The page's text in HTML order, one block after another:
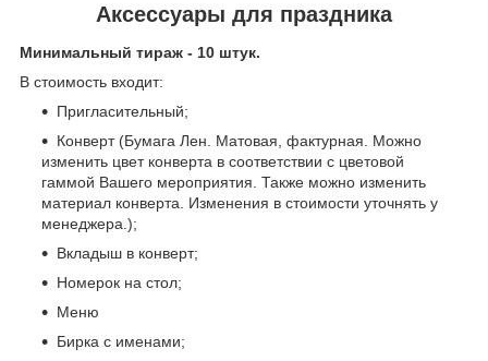
Аксессуары для праздника
Минимальный тираж - 10 штук.
В стоимость входит:
Пригласительный;
Конверт (Бумага Лен. Матовая, фактурная. Можно
изменить цвет конверта в соответствии с цветовой
гаммой Вашего мероприятия. Также можно изменить
материал конверта. Изменения в стоимости уточнять у
менеджера.);
Вкладыш в конверт;
Номерок на стол;
Меню
Бирка с именами;